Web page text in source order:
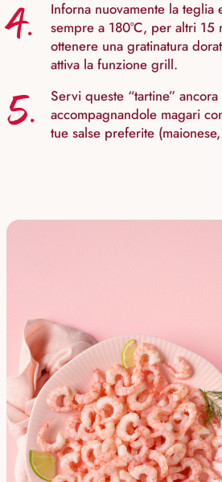
4.
Inforna nuovamente la teglia
sempre a 180°C, per altri 15
ottenere una gratinatura
attiva la funzione grill.
5.
Servi queste “tartine”
accompagnandole magari
tue salse preferite